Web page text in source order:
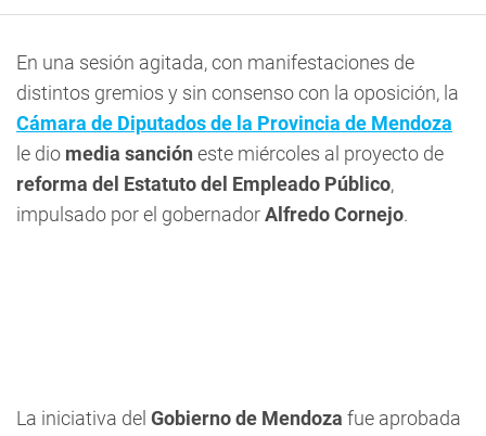
En una sesión agitada, con manifestaciones de
distintos gremios y sin consenso con la oposición, la
Cámara de Diputados de la Provincia de Mendoza
le dio media sanción este miércoles al proyecto de
reforma del Estatuto del Empleado Público,
impulsado por el gobernadorAlfredo Cornejo.
La iniciativa del Gobierno de Mendoza fue aprobada